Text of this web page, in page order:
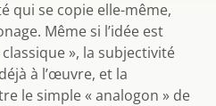
qui se copie elle-même,
Même si l’idée est
», la subjectivité
à l’œuvre, et la
le simple « analogon » de